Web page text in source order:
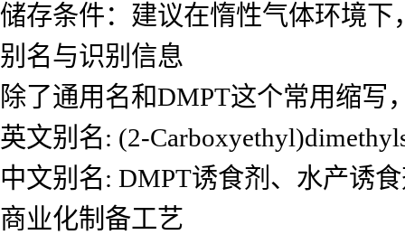
储存条件：建议在惰性气体环境下
别名与识别信息
除了通用名和DMPT这个常用缩写
英文别名: (2-
中文别名: DMPT诱食剂、水产诱
商业化制备工艺